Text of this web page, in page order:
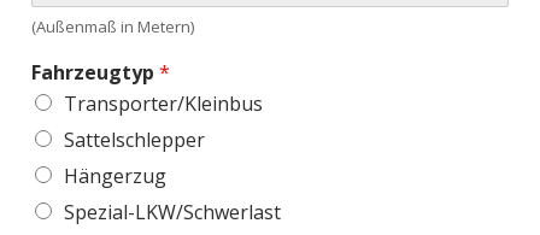
(Außenmaß in Metern)
Fahrzeugtyp *
Transporter/Kleinbus
Sattelschlepper
Hängerzug
Spezial-LKW/Schwerlast